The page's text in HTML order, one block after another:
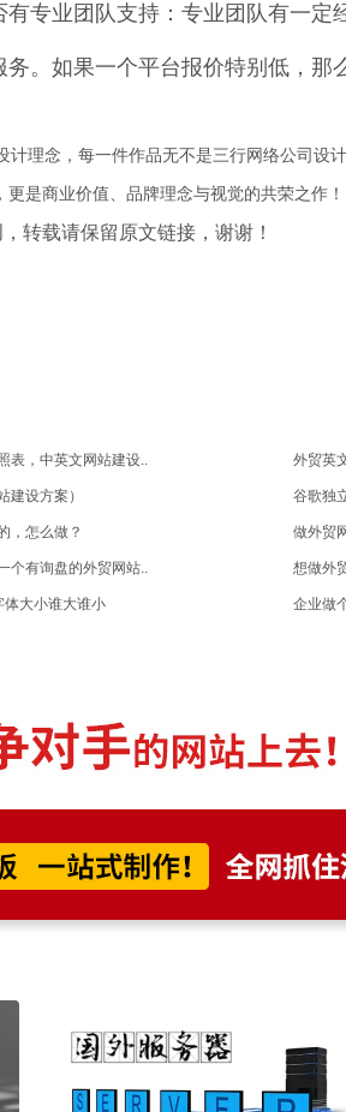
专业团队支持：专业团队有一定
。如果一个平台报价特别低，那
理念，每一件作品无不是三行网络公司设
是商业价值、品牌理念与视觉的共荣之作！
转载请保留原文链接，谢谢！
表，中英文网站建设.. 外贸英
建设方案） 谷歌独
，怎么做？ 做外贸
有询盘的外贸网站.. 想做外
体大小谁大谁小 企业做